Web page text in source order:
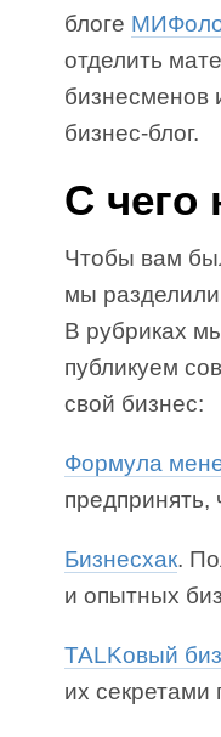
блоге
отделить
бизнесменов
бизнес-блог.
С чего
Чтобы вам
мы
В рубриках
публикуем
свой бизнес:
Формула
Бизнесхак.
и опытных
TALKовый
их секретами